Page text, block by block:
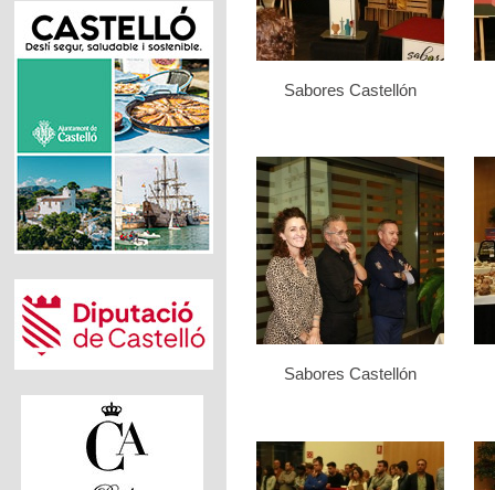
Sabores Castellón
Sabores Castellón